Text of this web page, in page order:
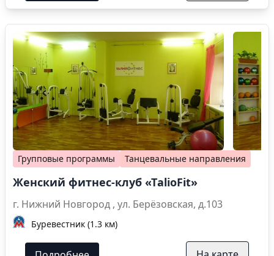
Групповые программы Танцевальные направления
Женский фитнес-клуб «ТalioFit»
г. Нижний Новгород , ул. Берёзовская, д.103
Буревестник (1.3 км)